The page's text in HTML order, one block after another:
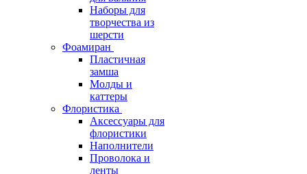
Наборы для
творчества из
шерсти
Фоамиран
Пластичная
замша
Молды и
каттеры
Флористика
Аксессуары для
флористики
Наполнители
Проволока и
ленты